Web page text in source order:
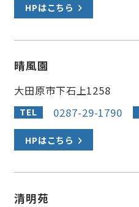
HPはこちら
晴風園
大田原市下石上1258
TEL 0287-29-1790
HPはこちら
清明苑